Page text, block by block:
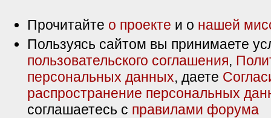
Прочитайте о проекте и о нашей
Пользуясь сайтом вы принимаете
пользовательского соглашения,
персональных данных, даете
распространение персональных
соглашаетесь с правилами форума